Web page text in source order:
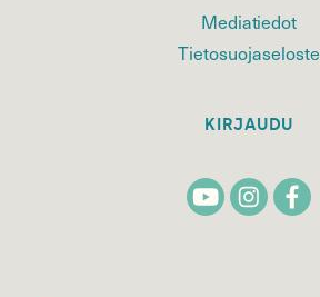
Mediatiedot
Tietosuojaseloste
KIRJAUDU